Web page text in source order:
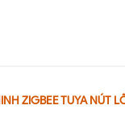
ZIGBEE TUYA NÚT